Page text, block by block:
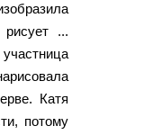
...
Катя
потому